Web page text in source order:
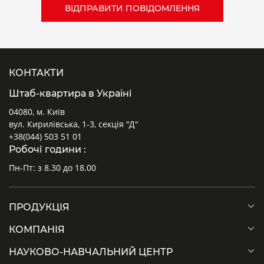
MX3 ВИТРАТНІ ХАРАКТЕРИСТИКИ
Витратні характеристики для моделей з
ΔP = Зниження тиску
Q = Витрати
ΔP =
Q = Витрати
КОНТАКТИ
Штаб-квартира в Україні
04080, м. Київ
вул. Кирилівська, 1-3, секція "Д"
+38(044) 503 51 01
Робочі години :
Пн-Пт: з 8.30 до 18.00
ПРОДУКЦІЯ
КОМПАНІЯ
НАУКОВО-НАВЧАЛЬНИЙ ЦЕНТР